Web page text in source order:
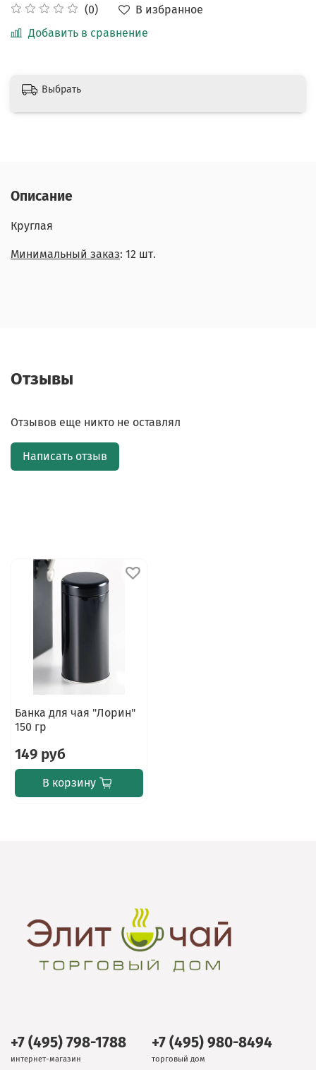
(0)
В избранное
Добавить в сравнение
Выбрать
Описание
Круглая
Минимальный заказ: 12 шт.
Отзывы
Отзывов еще никто не оставлял
Написать отзыв
Банка для чая "Лорин"
150 гр
149 руб
В корзину
+7 (495) 798-1788
интернет-магазин
+7 (495) 980-8494
торговый дом